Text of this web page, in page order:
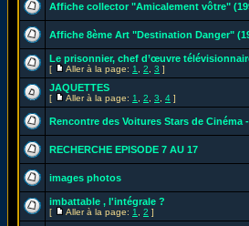
Affiche collector "Amicalement vôtre"
Affiche 8ème Art "Destination Danger"
Le prisonnier, chef d’œuvre
[ Aller à la page: 1 2 3 ]
JAQUETTES
[ Aller à la page: 1 2 3 4 ]
Rencontre des Voitures Stars de Cinéma
RECHERCHE EPISODE 7 AU 17
images photos
imbattable , l'intégrale ?
[ Aller à la page: 1 2 ]